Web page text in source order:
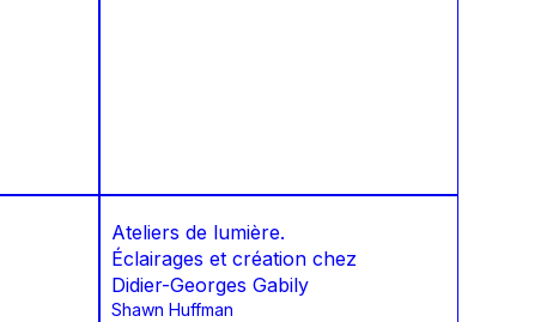
Ateliers de lumière.
Éclairages et création chez
Didier-Georges Gabily
Shawn Huffman